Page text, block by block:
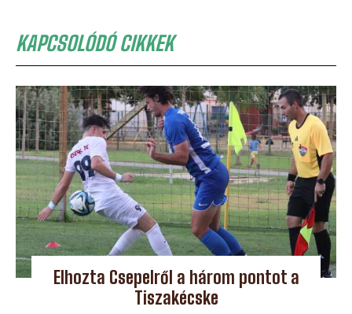
KAPCSOLÓDÓ CIKKEK
Elhozta Csepelről a három pontot a
Tiszakécske